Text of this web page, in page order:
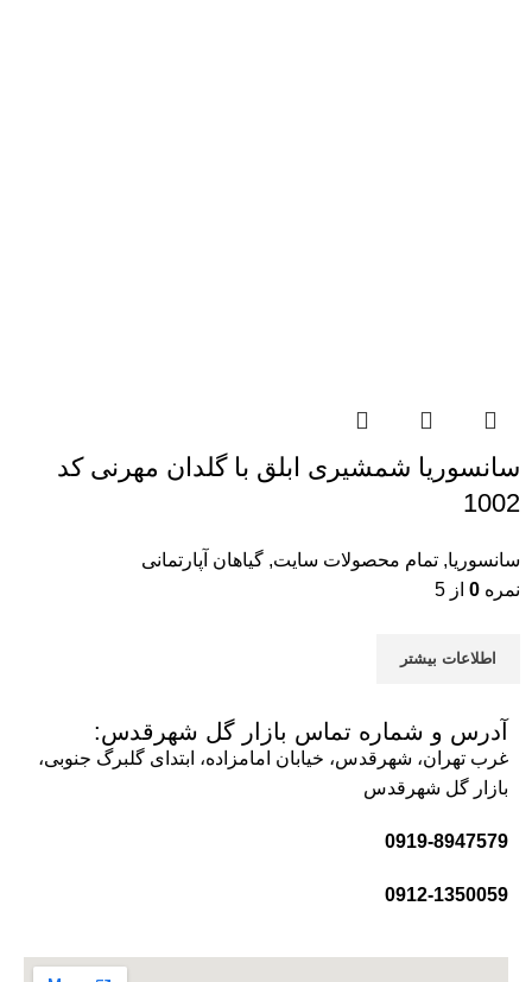
سانسوریا شمشیری ابلق با گلدان مهرنی کد
1002
سانسوریا, تمام محصولات سایت, گیاهان آپارتمانی
نمره 0 از 5
اطلاعات بیشتر
آدرس و شماره تماس بازار گل شهرقدس:
غرب تهران، شهرقدس، خیابان امامزاده، ابتدای گلبرگ جنوبی،
بازار گل شهرقدس
0919-8947579
0912-1350059